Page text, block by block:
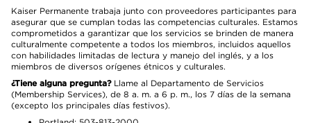
Kaiser Permanente trabaja junto con proveedores participantes para
asegurar que se cumplan todas las competencias culturales. Estamos
comprometidos a garantizar que los servicios se brinden de manera
culturalmente competente a todos los miembros, incluidos aquellos
con habilidades limitadas de lectura y manejo del inglés, y a los
miembros de diversos orígenes étnicos y culturales.
¿Tiene alguna pregunta?Llame al Departamento de Servicios
(Membership Services), de 8 a. m. a 6 p. m., los 7 días de la semana
(excepto los principales días festivos).